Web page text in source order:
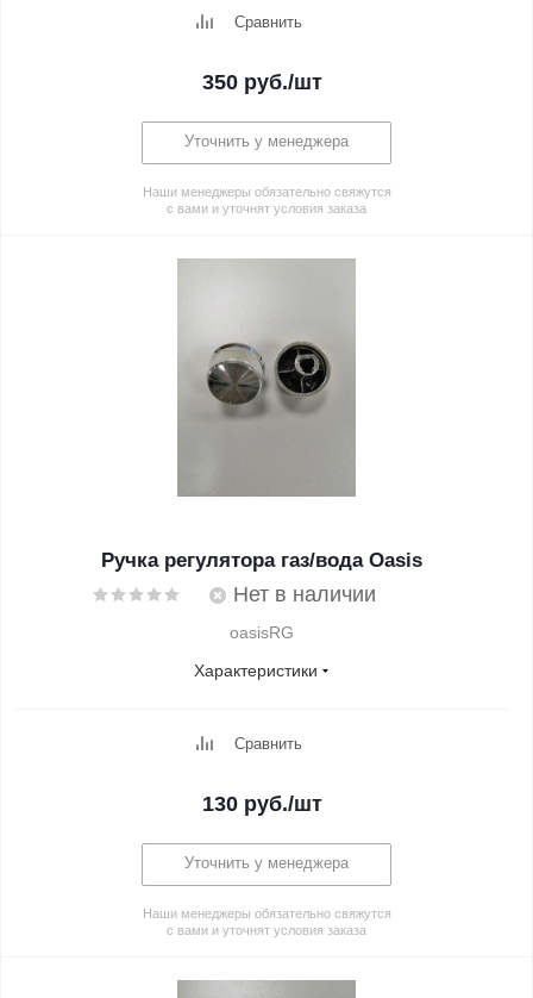
Сравнить
350 руб./шт
Уточнить у менеджера
Наши менеджеры обязательно свяжутся
с вами и уточнят условия заказа
Ручка регулятора газ/вода Oasis
Нет в наличии
oasisRG
Характеристики
Сравнить
130 руб./шт
Уточнить у менеджера
Наши менеджеры обязательно свяжутся
с вами и уточнят условия заказа